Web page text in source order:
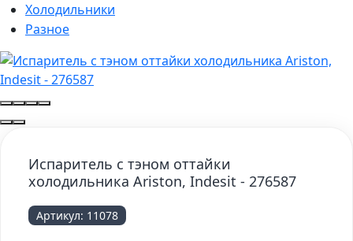
Холодильники
Разное
Испаритель с тэном оттайки
холодильника Ariston, Indesit - 276587
Артикул: 11078